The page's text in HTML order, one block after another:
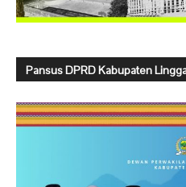
Pansus DPRD Kabupaten